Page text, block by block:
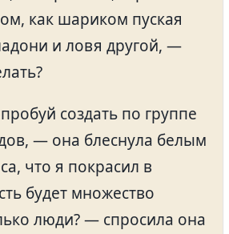
как шариком пуская
и ловя другой, —
создать по группе
— она блеснула белым
что я покрасил в
будет множество
люди? — спросила она